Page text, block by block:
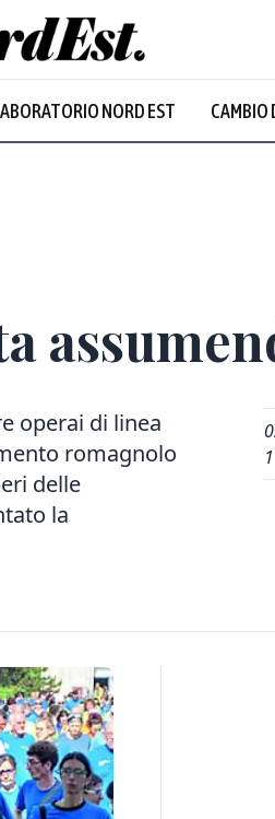
NORD EST CAMBIO
operai di linea
romagnolo
delle
la
1